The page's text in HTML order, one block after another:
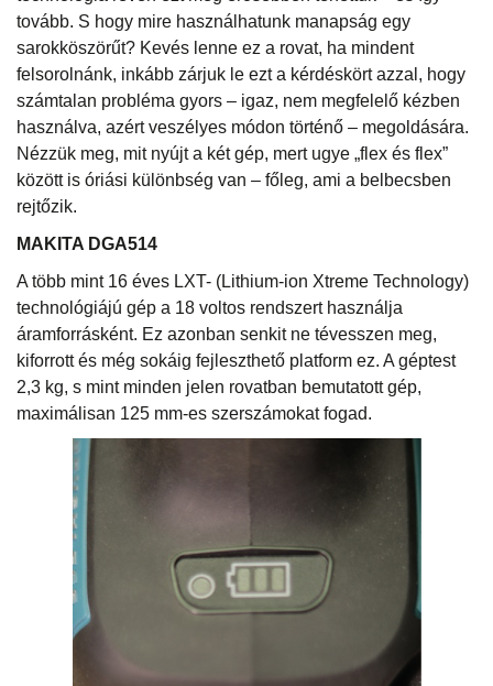
tovább. S hogy mire használhatunk manapság egy
sarokköszörűt? Kevés lenne ez a rovat, ha mindent
felsorolnánk, inkább zárjuk le ezt a kérdéskört azzal, hogy
számtalan probléma gyors – igaz, nem megfelelő kézben
használva, azért veszélyes módon történő – megoldására.
Nézzük meg, mit nyújt a két gép, mert ugye „flex és flex”
között is óriási különbség van – főleg, ami a belbecsben
rejtőzik.
MAKITA DGA514
A több mint 16 éves LXT- (Lithium-ion Xtreme Technology)
technológiájú gép a 18 voltos rendszert használja
áramforrásként. Ez azonban senkit ne tévesszen meg,
kiforrott és még sokáig fejleszthető platform ez. A géptest
2,3 kg, s mint minden jelen rovatban bemutatott gép,
maximálisan 125 mm-es szerszámokat fogad.